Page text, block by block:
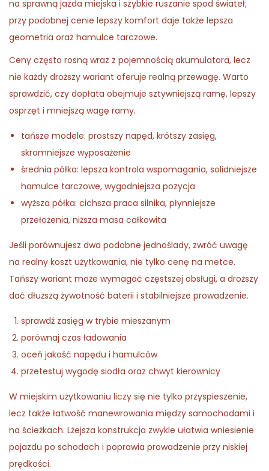
na sprawną jazda miejska i szybkie ruszanie spod świateł;
przy podobnej cenie lepszy komfort daje także lepsza
geometria oraz hamulce tarczowe.
Ceny często rosną wraz z pojemnością akumulatora, lecz
nie każdy droższy wariant oferuje realną przewagę. Warto
sprawdzić, czy dopłata obejmuje sztywniejszą ramę, lepszy
osprzęt i mniejszą wagę ramy.
tańsze modele: prostszy napęd, krótszy zasięg,
skromniejsze wyposażenie
średnia półka: lepsza kontrola wspomagania, solidniejsze
hamulce tarczowe, wygodniejsza pozycja
wyższa półka: cichsza praca silnika, płynniejsze
przełożenia, niższa masa całkowita
Jeśli porównujesz dwa podobne jednoślady, zwróć uwagę
na realny koszt użytkowania, nie tylko cenę na metce.
Tańszy wariant może wymagać częstszej obsługi, a droższy
dać dłuższą żywotność baterii i stabilniejsze prowadzenie.
sprawdź zasięg w trybie mieszanym
porównaj czas ładowania
oceń jakość napędu i hamulców
przetestuj wygodę siodła oraz chwyt kierownicy
W miejskim użytkowaniu liczy się nie tylko przyspieszenie,
lecz także łatwość manewrowania między samochodami i
na ścieżkach. Lżejsza konstrukcja zwykle ułatwia wniesienie
pojazdu po schodach i poprawia prowadzenie przy niskiej
prędkości.